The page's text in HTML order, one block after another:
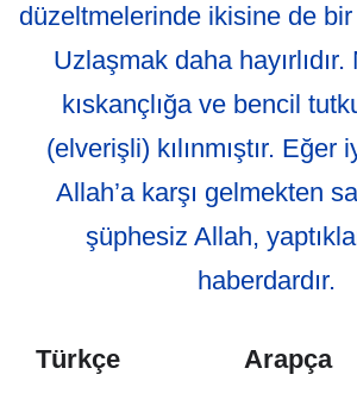
düzeltmelerinde ikisine de
Uzlaşmak daha
kıskançlığa ve bencil
(elverişli) kılınmıştır. Eğer
Allah’a karşı gelmekten
şüphesiz Allah,
haberdardır.
Türkçe Arapça